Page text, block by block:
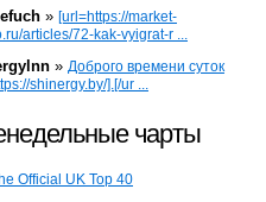
» [url=https://market-
articles/72-kak-vyigrat-r ...
» Доброго времени суток
shinergy.by/].[/ur ...
чарты
Official UK Top 40